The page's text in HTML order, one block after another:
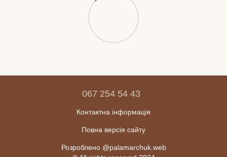
067 254 54 43
Контактна інформація
Повна версія сайту
Розроблено @palamarchuk.web